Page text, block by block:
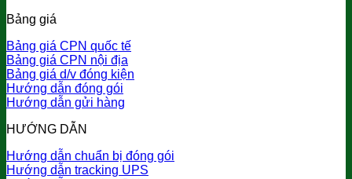
Bảng giá
Bảng giá CPN quốc tế
Bảng giá CPN nội địa
Bảng giá d/v đóng kiện
Hướng dẫn đóng gói
Hướng dẫn gửi hàng
HƯỚNG DẪN
Hướng dẫn chuẩn bị đóng gói
Hướng dẫn tracking UPS